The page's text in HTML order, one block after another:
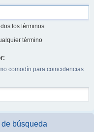
los términos
término
comodín para coincidencias
búsqueda